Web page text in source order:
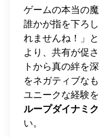
ゲームの本当の
誰かが指を下ろ
れませんね！」
より、共有が促
トから真の絆を
をネガティブな
ユニークな経験
ループダイナミ
い。